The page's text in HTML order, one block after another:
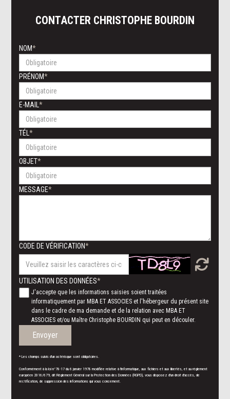
CONTACTER CHRISTOPHE BOURDIN
NOM
PRÉNOM
E-MAIL
TÉL
OBJET
MESSAGE
CODE DE VÉRIFICATION
UTILISATION DES DONNÉES
J'accepte que les informations saisies soient traitées
informatiquement par MBA ET ASSOCIES et l'hébergeur du présent site
dans le cadre de ma demande et de la relation avec MBA ET
ASSOCIES et/ou Maître Christophe BOURDIN qui peut en découler.
Envoyer
* Les champs suivis d'un astérisque sont obligatoires.
Conformément à la loi n°78-17 du 6 janvier 1978 modifiée relative à l'informatique, aux fichiers et aux libertés, et au règlement
européen 2016/679, dit Règlement Général sur la Protection des Données (RGPD), vous disposez d'un droit d'accès, de
rectification, de suppression des informations qui vous concernent.